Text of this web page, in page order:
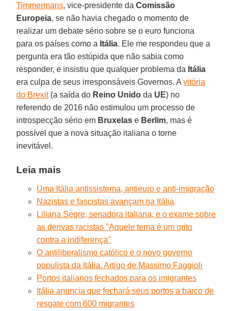
Timmermans, vice-presidente daComissão
Europeia, se não havia chegado o momento de
realizar um debate sério sobre se o euro funciona
para os países como a Itália. Ele me respondeu que a
pergunta era tão estúpida que não sabia como
responder, e insistiu que qualquer problema da Itália
era culpa de seus irresponsáveis Governos. Avitória
do Brexit(a saída do Reino Unido da UE) no
referendo de 2016 não estimulou um processo de
introspecção sério em Bruxelas e Berlim, mas é
possível que a nova situação italiana o torne
inevitável.
Leia mais
Uma Itália antissistema, antieuro e anti-imigração
Nazistas e fascistas avançam na Itália
Liliana Segre, senadora italiana, e o exame sobre
as derivas racistas "Aquele tema é um grito
contra a indiferença"
O antiliberalismo católico e o novo governo
populista da Itália. Artigo de Massimo Faggioli
Portos italianos fechados para os imigrantes
Itália anuncia que fechará seus portos a barco de
resgate com 600 migrantes